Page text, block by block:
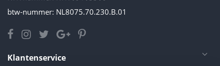
btw-nummer: NL8075.70.230.B.01
Klantenservice